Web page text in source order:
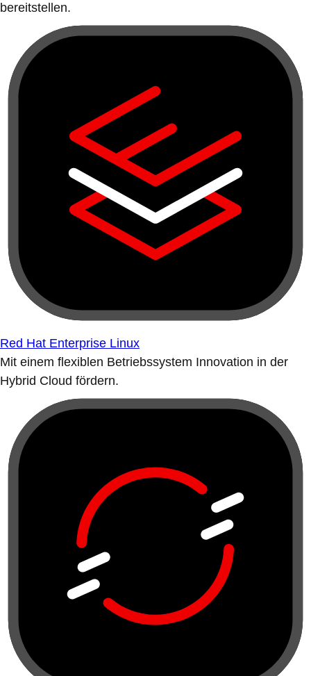
bereitstellen.
Red Hat Enterprise Linux
Mit einem flexiblen Betriebssystem Innovation in der
Hybrid Cloud fördern.